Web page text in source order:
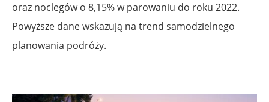
oraz noclegów o 8,15% w parowaniu do roku 2022.
Powyższe dane wskazują na trend samodzielnego
planowania podróży.